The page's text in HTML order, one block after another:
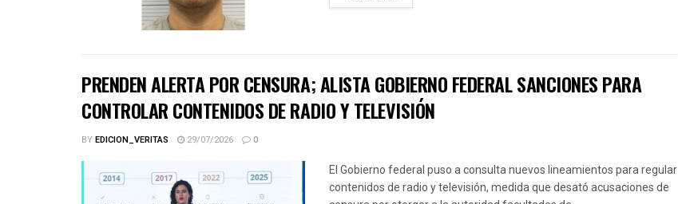
PRENDEN ALERTA POR CENSURA; ALISTA GOBIERNO FEDERAL SANCIONES PARA
CONTROLAR CONTENIDOS DE RADIO Y TELEVISIÓN
BYEDICION_VERITAS 29/07/2026 0
El Gobierno federal puso a consulta nuevos lineamientos para regular
contenidos de radio y televisión, medida que desató acusaciones de